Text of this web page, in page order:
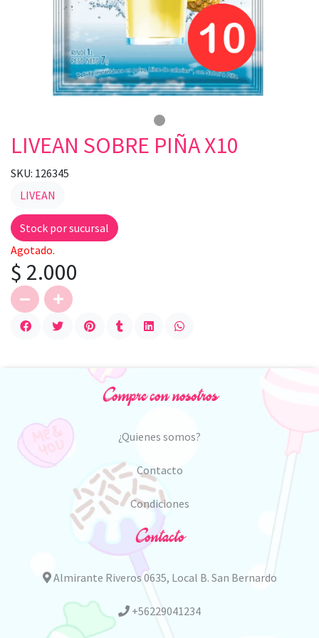
LIVEAN SOBRE PIÑA X10
SKU: 126345
LIVEAN
Stock por sucursal
Agotado.
$ 2.000
Compre con nosotros
¿Quienes somos?
Contacto
Condiciones
Contacto
Almirante Riveros 0635, Local B. San Bernardo
+56229041234